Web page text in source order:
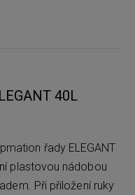
40L
řady ELEGANT
plastovou nádobou
Při přiložení ruky